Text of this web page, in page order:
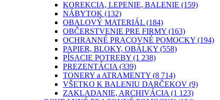
KOREKCIA, LEPENIE, BALENIE (159)
NÁBYTOK (132)
OBALOVÝ MATERIÁL (184)
OBČERSTVENIE PRE FIRMY (163)
OCHRANNÉ PRACOVNÉ POMOCKY (194)
PAPIER, BLOKY, OBÁLKY (558)
PÍSACIE POTREBY (1 238)
PREZENTÁCIA (339)
TONERY a ATRAMENTY (8 714)
VŠETKO K BALENIU DARČEKOV (9)
ZAKLADANIE, ARCHIVÁCIA (1 123)